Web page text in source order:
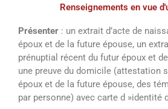
Renseignements en vue
Présenter : un extrait d’acte de
époux et de la future épouse, un
prénuptial récent du futur époux et
une preuve du domicile (attestation
époux et de la future épouse, des
par personne) avec carte d »identité